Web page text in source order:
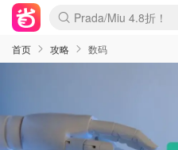
麦卢卡蜂蜜夏促！个
Prada/Miu 4.8折！
啥？必胜客披萨5折！
首页 攻略 数码